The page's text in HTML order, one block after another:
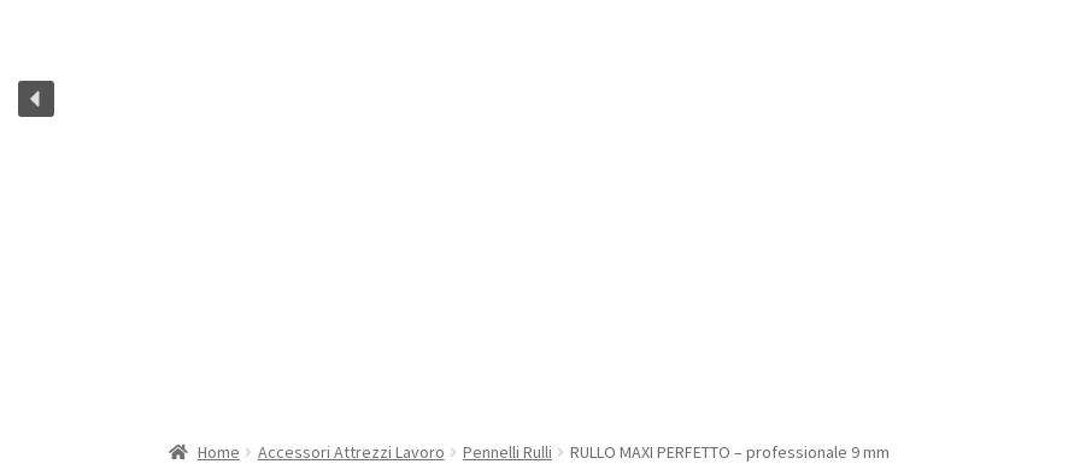
Home Accessori Attrezzi Lavoro Pennelli Rulli RULLO MAXI PERFETTO – professionale 9 mm